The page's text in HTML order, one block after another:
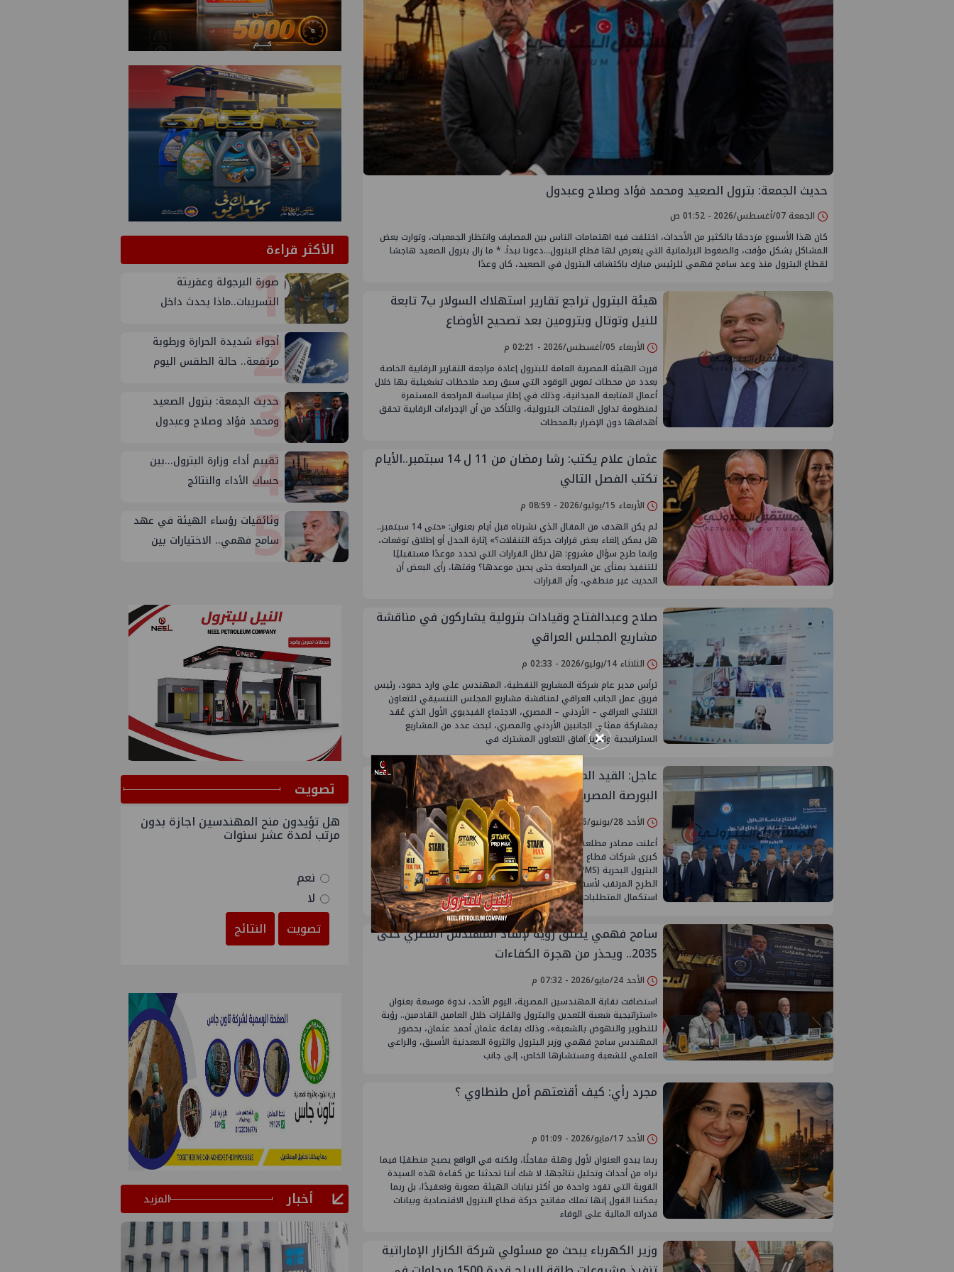
حديث الجمعة: بترول الصعيد ومحمد فؤاد وصلاح وعبدول
الجمعة 07/أغسطس/2026 - 01:52 ص
كان هذا الأسبوع مزدحمًا بالكثير من الأحداث، اختلفت فيه اهتمامات الناس بين المصايف وانتظار الجمعيات، وتوارت بعض
المشاكل بشكل مؤقت، والضغوط البرلمانية التي يتعرض لها قطاع البترول...دعونا نبدأ. * ما زال بترول الصعيد هاجسًا
لقطاع البترول منذ وعد سامح فهمي للرئيس مبارك باكتشاف البترول في الصعيد، كان وعدًا
هيئة البترول تراجع تقارير استهلاك السولار ب7 تابعة
للنيل وتوتال وبترومين بعد تصحيح الأوضاع
الأربعاء 05/أغسطس/2026 - 02:21 م
قررت الهيئة المصرية العامة للبترول إعادة مراجعة التقارير الرقابية الخاصة
بعدد من محطات تموين الوقود التي سبق رصد ملاحظات تشغيلية بها خلال
أعمال المتابعة الميدانية، وذلك في إطار سياسة المراجعة المستمرة
لمنظومة تداول المنتجات البترولية، والتأكد من أن الإجراءات الرقابية تحقق
أهدافها دون الإضرار بالمحطات
عثمان علام يكتب: رشا رمضان من 11 ل 14 سبتمبر..الأيام
تكتب الفصل التالي
الأربعاء 15/يوليو/2026 - 08:59 م
لم يكن الهدف من المقال الذي نشرناه قبل أيام بعنوان: «حتى 14 سبتمبر..
هل يمكن إلغاء بعض قرارات حركة التنقلات؟» إثارة الجدل أو إطلاق توقعات،
وإنما طرح سؤال مشروع: هل تظل القرارات التي تحدد موعدًا مستقبليًا
للتنفيذ بمنأى عن المراجعة حتى يحين موعدها؟ وقتها، رأى البعض أن
الحديث غير منطقي، وأن القرارات
صلاح وعبدالفتاح وقيادات بترولية يشاركون في مناقشة
مشاريع المجلس العراقي
الثلاثاء 14/يوليو/2026 - 02:33 م
ترأس مدير عام شركة المشاريع النفطية، المهندس علي وارد حمود، رئيس
فريق عمل الجانب العراقي لمناقشة مشاريع المجلس التنسيقي للتعاون
الثلاثي العراقي – الأردني – المصري، الاجتماع الفيديوي الأول الذي عُقد
بمشاركة ممثلي الجانبين الأردني والمصري، لبحث عدد من المشاريع
الستراتيجية وتعزيز آفاق التعاون المشترك في
عاجل: القيد المؤقت لأسهم إنبي وإيلاب وPMS في
البورصة المصرية
الأحد 28/يونيو/2026 - 10:33 ص
أعلنت مصادر مطلعة منذ قليل ، انه تم اليوم، القيد المؤقت لأسهم ثلاث من
كبرى شركات قطاع البترول، هي شركة إنبي، وشركة إيلاب، وشركة خدمات
البترول البحرية (PMS)، وذلك في خطوة تمهيدية ضمن الإجراءات اللازمة قبل
الطرح المرتقب لأسهمها في البورصة. ويأتي القيد المؤقت في إطار
استكمال المتطلبات التنظيمية والقانونية
سامح فهمي يطلق رؤية لإنقاذ المهندس المصري حتى
2035.. ويحذر من هجرة الكفاءات
الأحد 24/مايو/2026 - 07:32 م
استضافت نقابة المهندسين المصرية، اليوم الأحد، ندوة موسعة بعنوان
«استراتيجية شعبة التعدين والبترول والفلزات خلال العامين القادمين.. رؤية
للتطوير والنهوض بالشعبة»، وذلك بقاعة عثمان أحمد عثمان، بحضور
المهندس سامح فهمي وزير البترول والثروة المعدنية الأسبق، والراعي
العلمي للشعبة ومستشارها الخاص، إلى جانب
مجرد رأي: كيف أقنعتهم أمل طنطاوي ؟
الأحد 17/مايو/2026 - 01:09 م
ربما يبدو العنوان لأول وهلة مفاجئًا، ولكنه في الواقع يصبح منطقيًا فيما
نراه من أحداث وتحليل نتائجها. لا شك أننا تحدثنا عن كفاءة هذه السيدة
القوية التي تقود واحدة من أكثر نيابات الهيئة صعوبة وتعقيدًا، بل ربما
يمكننا القول إنها تملك مفاتيح حركة قطاع البترول الاقتصادية وبيانات
قدراته المالية على الوفاء
وزير الكهرباء يبحث مع مسئولي شركة الكازار الإماراتية
الأكثر قراءة
1
صورة البرجولة وعفريتة
التسريبات..ماذا يحدث داخل
2
أجواء شديدة الحرارة ورطوبة
مرتفعة.. حالة الطقس اليوم
3
حديث الجمعة: بترول الصعيد
ومحمد فؤاد وصلاح وعبدول
4
تقييم أداء وزارة البترول...بين
حساب الأداء والنتائج
5
وثائقيات رؤساء الهيئة في عهد
سامح فهمي.. الاختيارات بين
ﺗﺼﻮﻳﺖ
هل تؤيدون منح المهندسين اجازة بدون
مرتب لمدة عشر سنوات
نعم
لا
تصويت
النتائج
أخبار المزيد
×